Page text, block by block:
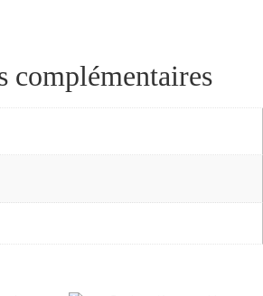
complémentaires